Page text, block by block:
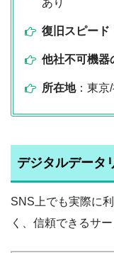
復旧スピード
他社不可機器
所在地：東京
デジタルデータ
SNS上でも実際に
く、信頼できるサ